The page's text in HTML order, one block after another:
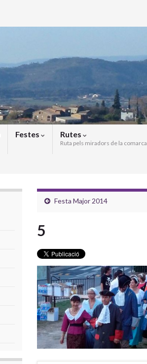
Festes Rutes
Ruta pels miradors de la comarca
Festa Major 2014
5